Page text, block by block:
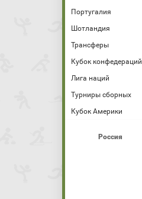
Португалия
Шотландия
Трансферы
Кубок конфедераций
Лига наций
Турниры сборных
Кубок Америки
Россия